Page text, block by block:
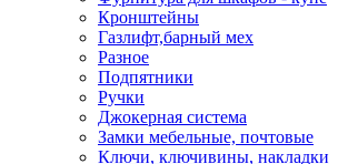
Кронштейны
Газлифт,барный мех
Разное
Подпятники
Ручки
Джокерная система
Замки мебельные, почтовые
Ключи, ключивины, накладки